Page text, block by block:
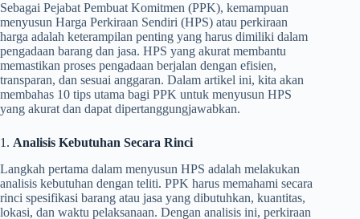
Sebagai Pejabat Pembuat Komitmen (PPK), kemampuan
menyusun Harga Perkiraan Sendiri (HPS) atau perkiraan
harga adalah keterampilan penting yang harus dimiliki dalam
pengadaan barang dan jasa. HPS yang akurat membantu
memastikan proses pengadaan berjalan dengan efisien,
transparan, dan sesuai anggaran. Dalam artikel ini, kita akan
membahas 10 tips utama bagi PPK untuk menyusun HPS
yang akurat dan dapat dipertanggungjawabkan.
1. Analisis Kebutuhan Secara Rinci
Langkah pertama dalam menyusun HPS adalah melakukan
analisis kebutuhan dengan teliti. PPK harus memahami secara
rinci spesifikasi barang atau jasa yang dibutuhkan, kuantitas,
lokasi, dan waktu pelaksanaan. Dengan analisis ini, perkiraan